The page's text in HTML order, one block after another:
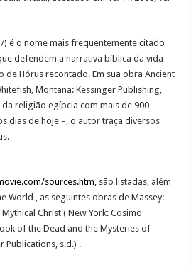
é o nome mais freqüentemente citado
defendem a narrativa bíblica da vida
de Hórus recontado. Em sua obra Ancient
Montana: Kessinger Publishing,
religião egípcia com mais de 900
dias de hoje –, o autor traça diversos
sources.htm, são listadas, além
World , as seguintes obras de Massey:
Christ ( New York: Cosimo
of the Dead and the Mysteries of
Publications, s.d.) .